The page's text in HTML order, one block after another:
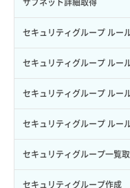
バックアップ詳細取得
ボリュームイメージ保存
ボリュームタイプ一覧取得
ボリュームタイプ詳細取得
ボリューム一覧取得
ボリューム作成
アタッチ済みボリューム一覧
アタッチ済みボリューム詳
コンソールURL発行
サーバーに紐づくアドレス
サーバーに紐づくアドレス
サーバーに紐づくセキュリテ
セキュリティグループ ルー
セキュリティグループ ルー
セキュリティグループ ルー
セキュリティグループ ルー
セキュリティグループ一覧
セキュリティグループ作成